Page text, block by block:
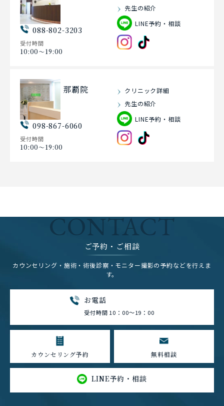
088-802-3203
受付時間
10:00〜19:00
先生の紹介
LINE予約・相談
那覇院
098-867-6060
受付時間
10:00〜19:00
クリニック詳細
先生の紹介
LINE予約・相談
CONTACT
ご予約・ご相談
カウンセリング・施術・術後診察・モニター撮影の予約などを行えま
す。
お電話
受付時間 10：00～19：00
カウンセリング予約 無料相談
LINE予約・相談